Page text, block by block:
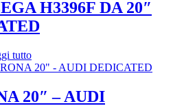
H3396F DA 20″
tutto
20″ – AUDI